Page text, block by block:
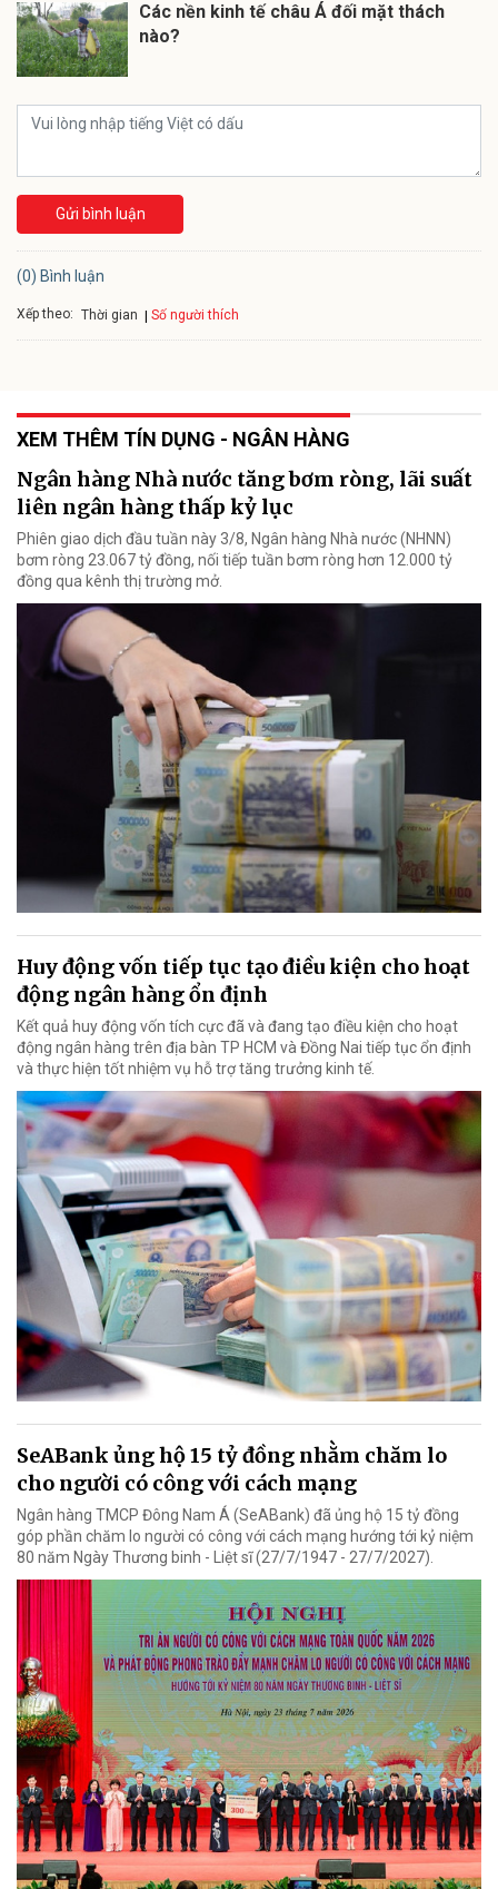
Các nền kinh tế châu Á đối mặt thách
nào?
Gửi bình luận
(0) Bình luận
Xếp theo: Thời gian Số người thích
XEM THÊM TÍN DỤNG - NGÂN HÀNG
Ngân hàng Nhà nước tăng bơm ròng, lãi suất
liên ngân hàng thấp kỷ lục
Phiên giao dịch đầu tuần này 3/8, Ngân hàng Nhà nước (NHNN)
bơm ròng 23.067 tỷ đồng, nối tiếp tuần bơm ròng hơn 12.000 tỷ
đồng qua kênh thị trường mở.
Huy động vốn tiếp tục tạo điều kiện cho hoạt
động ngân hàng ổn định
Kết quả huy động vốn tích cực đã và đang tạo điều kiện cho hoạt
động ngân hàng trên địa bàn TP HCM và Đồng Nai tiếp tục ổn định
và thực hiện tốt nhiệm vụ hỗ trợ tăng trưởng kinh tế.
SeABank ủng hộ 15 tỷ đồng nhằm chăm lo
cho người có công với cách mạng
Ngân hàng TMCP Đông Nam Á (SeABank) đã ủng hộ 15 tỷ đồng
góp phần chăm lo người có công với cách mạng hướng tới kỷ niệm
80 năm Ngày Thương binh - Liệt sĩ (27/7/1947 - 27/7/2027).